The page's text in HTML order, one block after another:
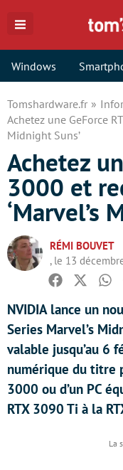
Windows
Tomshardware.fr
Achetez une GeForce
Midnight Suns’
Achetez
3000 et
‘Marvel’s
RÉMI BOUVET
, le 13
Facebook
Twitter
NVIDIA lance un
Series Marvel’s
valable jusqu’au 6
numérique du titre
3000 ou d’un PC
RTX 3090 Ti à la